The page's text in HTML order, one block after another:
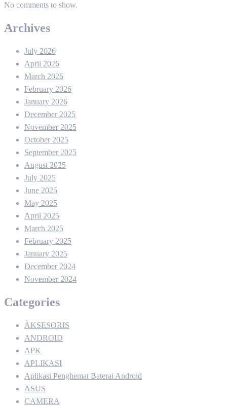
No comments to show.
Archives
July 2026
April 2026
March 2026
February 2026
January 2026
December 2025
November 2025
October 2025
September 2025
August 2025
July 2025
June 2025
May 2025
April 2025
March 2025
February 2025
January 2025
December 2024
November 2024
Categories
ÀKSESORIS
ANDROID
APK
APLIKASI
Aplikasi Penghemat Baterai Android
ASUS
CAMERA